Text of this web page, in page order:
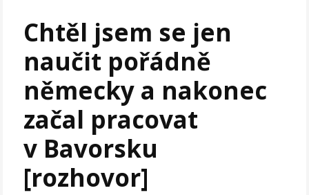
Chtěl jsem se jen
naučit pořádně
německy a nakonec
začal pracovat
v Bavorsku
[rozhovor]